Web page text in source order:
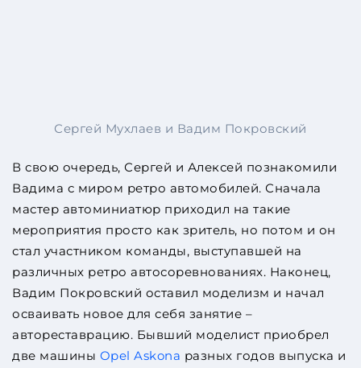
Сергей Мухлаев и Вадим Покровский
В свою очередь, Сергей и Алексей познакомили
Вадима с миром ретро автомобилей. Сначала
мастер автоминиатюр приходил на такие
мероприятия просто как зритель, но потом и он
стал участником команды, выступавшей на
различных ретро автосоревнованиях. Наконец,
Вадим Покровский оставил моделизм и начал
осваивать новое для себя занятие –
автореставрацию. Бывший моделист приобрел
две машины Opel Askona разных годов выпуска и